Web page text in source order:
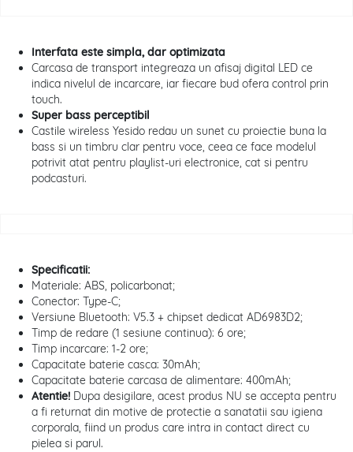
Interfata este simpla, dar optimizata
Carcasa de transport integreaza un afisaj digital LED ce
indica nivelul de incarcare, iar fiecare bud ofera control prin
touch.
Super bass perceptibil
Castile wireless Yesido redau un sunet cu proiectie buna la
bass si un timbru clar pentru voce, ceea ce face modelul
potrivit atat pentru playlist-uri electronice, cat si pentru
podcasturi.
Specificatii:
Materiale: ABS, policarbonat;
Conector: Type-C;
Versiune Bluetooth: V5.3 + chipset dedicat AD6983D2;
Timp de redare (1 sesiune continua): 6 ore;
Timp incarcare: 1-2 ore;
Capacitate baterie casca: 30mAh;
Capacitate baterie carcasa de alimentare: 400mAh;
Atentie! Dupa desigilare, acest produs NU se accepta pentru
a fi returnat din motive de protectie a sanatatii sau igiena
corporala, fiind un produs care intra in contact direct cu
pielea si parul.